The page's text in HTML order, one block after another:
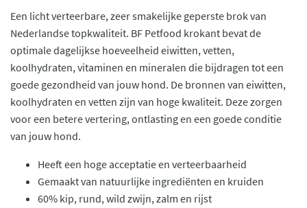
Een licht verteerbare, zeer smakelijke geperste brok van
Nederlandse topkwaliteit. BF Petfood krokant bevat de
optimale dagelijkse hoeveelheid eiwitten, vetten,
koolhydraten, vitaminen en mineralen die bijdragen tot een
goede gezondheid van jouw hond. De bronnen van eiwitten,
koolhydraten en vetten zijn van hoge kwaliteit. Deze zorgen
voor een betere vertering, ontlasting en een goede conditie
van jouw hond.
Heeft een hoge acceptatie en verteerbaarheid
Gemaakt van natuurlijke ingrediënten en kruiden
60% kip, rund, wild zwijn, zalm en rijst